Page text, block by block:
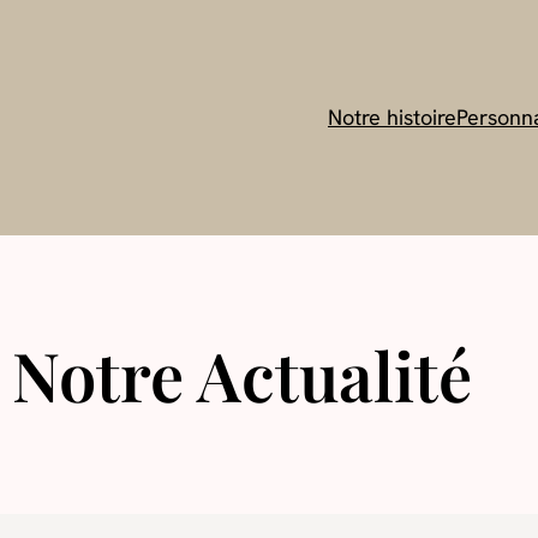
Notre histoire
Notre Actualité